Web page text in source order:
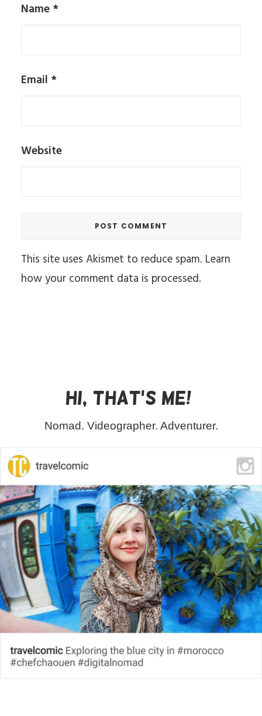
Name *
Email *
Website
This site uses Akismet to reduce spam. Learn
how your comment data is processed.
Hi, that's me!
Nomad. Videographer. Adventurer.